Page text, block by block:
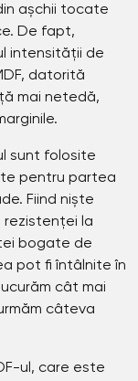
așchii tocate
De fapt,
intensității de
datorită
mai netedă,
sunt folosite
pentru partea
Fiind niște
la
bogate de
pot fi întâlnite în
cât mai
câteva
ul, care este